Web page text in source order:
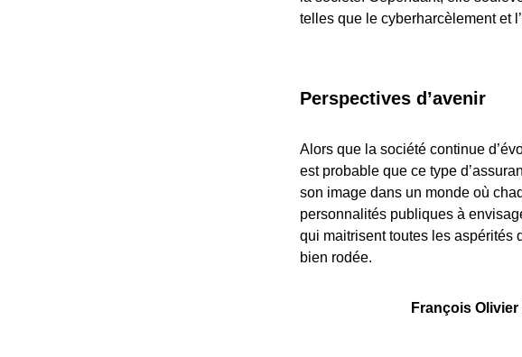
telles que le cyberharcèlement et
Perspectives d’avenir
Alors que la société continue
est probable que ce type
son image dans un monde où
personnalités publiques à
qui maitrisent toutes les aspérités
bien rodée.
François